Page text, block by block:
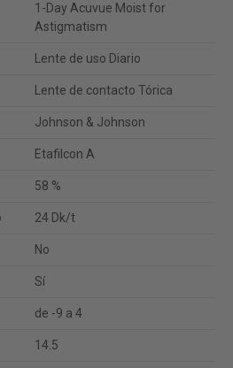
1-Day Acuvue Moist for
Astigmatism
Lente de uso Diario
Lente de contacto Tórica
Johnson & Johnson
Etafilcon A
58 %
24 Dk/t
No
Sí
de -9 a 4
14.5